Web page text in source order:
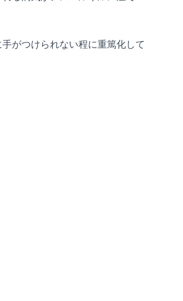
がつけられない程に重篤化して